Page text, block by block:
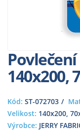
140x200,
Kód: ST-072703
Velikost: 140x200,
Výrobce: JERRY